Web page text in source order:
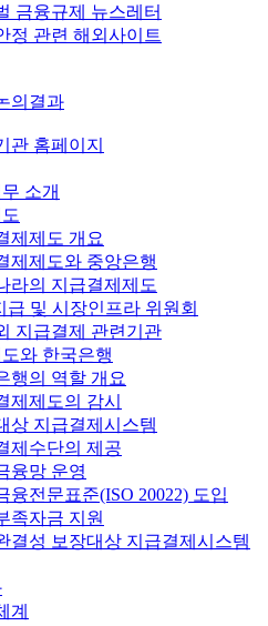
금융규제 뉴스레터
정 관련 해외사이트
의결과
관 홈페이지
소개
제제도 개요
제제도와 중앙은행
라의 지급결제제도
급 및 시장인프라 위원회
지급결제 관련기관
와 한국은행
행의 역할 개요
제제도의 감시
상 지급결제시스템
제수단의 제공
융망 운영
융전문표준(ISO 20022) 도입
족자금 지원
결성 보장대상 지급결제시스템
계